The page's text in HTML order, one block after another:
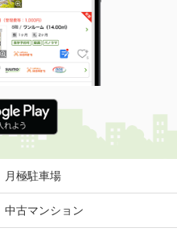
月極駐車場
中古マンション